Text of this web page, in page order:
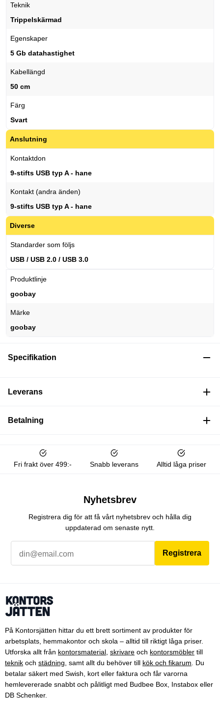
Teknik
Trippelskärmad
Egenskaper
5 Gb datahastighet
Kabellängd
50 cm
Färg
Svart
Anslutning
Kontaktdon
9-stifts USB typ A - hane
Kontakt (andra änden)
9-stifts USB typ A - hane
Diverse
Standarder som följs
USB / USB 2.0 / USB 3.0
Produktlinje
goobay
Märke
goobay
Specifikation
Leverans
Betalning
Fri frakt över 499:- Snabb leverans Alltid låga priser
Nyhetsbrev
Registrera dig för att få vårt nyhetsbrev och hålla dig
uppdaterad om senaste nytt.
Registrera
På Kontorsjätten hittar du ett brett sortiment av produkter för
arbetsplats, hemmakontor och skola – alltid till riktigt låga priser.
Utforska allt från kontorsmaterial skrivare och kontorsmöbler till
teknik och städning , samt allt du behöver till kök och fikarum . Du
betalar säkert med Swish, kort eller faktura och får varorna
hemlevererade snabbt och pålitligt med Budbee Box, Instabox eller
DB Schenker.